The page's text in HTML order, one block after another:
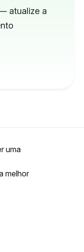
atualize a
uma
melhor